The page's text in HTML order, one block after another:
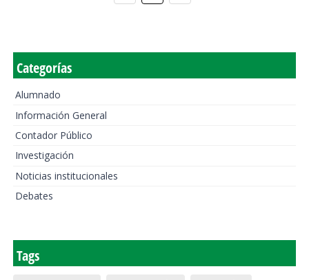
Categorías
Alumnado
Información General
Contador Público
Investigación
Noticias institucionales
Debates
Tags